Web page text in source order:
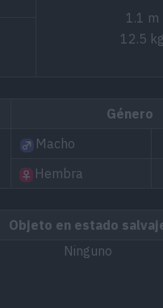
1.1 m
12.5
Género
Macho
Hembra
Objeto en estado
Ninguno